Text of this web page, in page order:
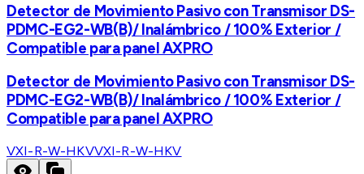
Detector de Movimiento Pasivo con Transmisor DS-
PDMC-EG2-WB(B)/ Inalámbrico / 100% Exterior /
Compatible para panel AXPRO
Detector de Movimiento Pasivo con Transmisor DS-
PDMC-EG2-WB(B)/ Inalámbrico / 100% Exterior /
Compatible para panel AXPRO
VXI-R-W-HKVVXI-R-W-HKV